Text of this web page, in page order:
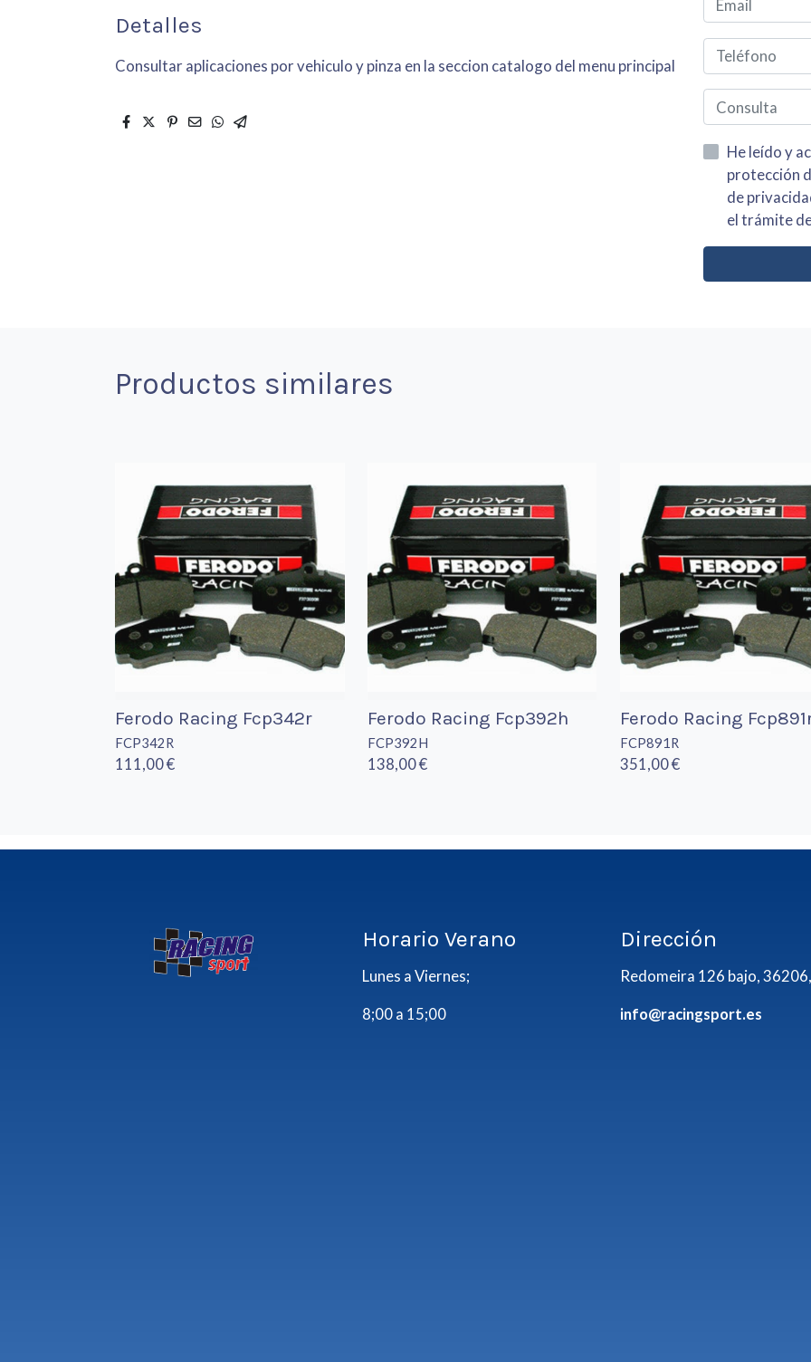
Detalles
Consultar aplicaciones por vehiculo y pinza en la seccion catalogo del menu principal
He leído y acepto la
protección de datos asi como el
de privacidad y acepto el tratamiento de mis
el trámite
Productos similares
Ferodo Racing Fcp342r
FCP342R
111,00 €
Ferodo Racing Fcp392h
FCP392H
138,00 €
Ferodo Racing
FCP891R
351,00 €
Horario Verano
Lunes a Viernes;
8;00 a 15;00
Dirección
Redomeira 126 bajo,
info@racingsport.es